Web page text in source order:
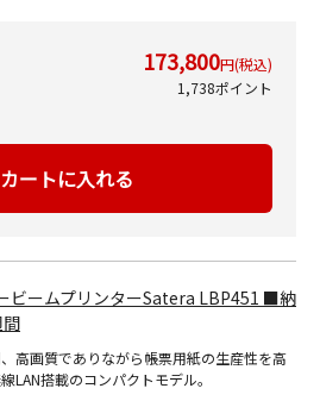
173,800円(税込)
1,738ポイント
ビームプリンターSatera LBP451 ■納
高画質でありながら帳票用紙の生産性を高
LAN搭載のコンパクトモデル。